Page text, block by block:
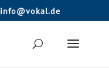
info@vokal.de